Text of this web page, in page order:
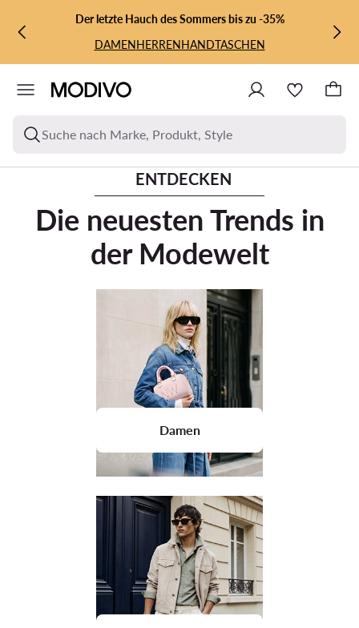
ZUM HAUPTINHALT SPRINGEN
ZUR SUCHEDer letzte Hauch des Sommers bis zu -35%
DAMENHERRENHANDTASCHEN
Suche nach Marke, Produkt, Style
ENTDECKEN
Die neuesten Trends in
der Modewelt
Damen